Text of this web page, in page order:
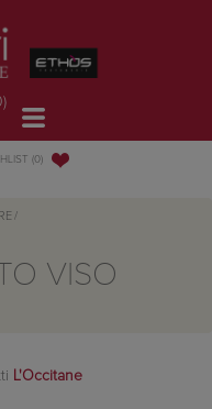
(0)
/
VISO
L'Occitane